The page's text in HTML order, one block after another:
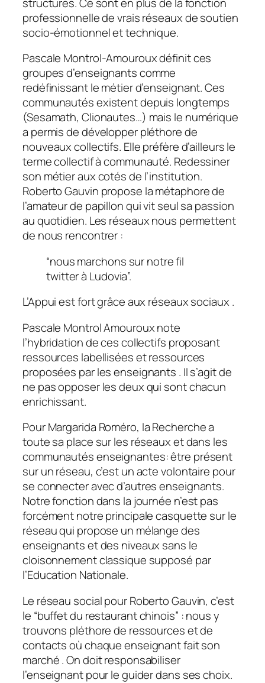
professionnelle de vrais réseaux de soutien
socio-émotionnel et technique.
Pascale Montrol-Amouroux définit ces
groupes d’enseignants comme
redéfinissant le métier d’enseignant. Ces
communautés existent depuis longtemps
(Sesamath, Clionautes…) mais le numérique
a permis de développer pléthore de
nouveaux collectifs. Elle préfère d’ailleurs le
terme collectif à communauté. Redessiner
son métier aux cotés de l’institution.
Roberto Gauvin propose la métaphore de
l’amateur de papillon qui vit seul sa passion
au quotidien. Les réseaux nous permettent
de nous rencontrer :
“nous marchons sur notre fil
twitter à Ludovia”.
L’Appui est fort grâce aux réseaux sociaux .
Pascale Montrol Amouroux note
l’hybridation de ces collectifs proposant
ressources labellisées et ressources
proposées par les enseignants . Il s’agit de
ne pas opposer les deux qui sont chacun
enrichissant.
Pour Margarida Roméro, la Recherche a
toute sa place sur les réseaux et dans les
communautés enseignantes: être présent
sur un réseau, c’est un acte volontaire pour
se connecter avec d’autres enseignants.
Notre fonction dans la journée n’est pas
forcément notre principale casquette sur le
réseau qui propose un mélange des
enseignants et des niveaux sans le
cloisonnement classique supposé par
l’Education Nationale.
Le réseau social pour Roberto Gauvin, c’est
le “buffet du restaurant chinois” : nous y
trouvons pléthore de ressources et de
contacts où chaque enseignant fait son
marché . On doit responsabiliser
l’enseignant pour le guider dans ses choix.